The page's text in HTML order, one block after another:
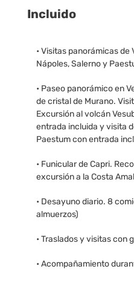
Incluido
• Visitas panorámicas de
Nápoles, Salerno y
• Paseo panorámico en
de cristal de Murano.
Excursión al volcán
entrada incluida y visita
Paestum con entrada
• Funicular de Capri.
excursión a la Costa
• Desayuno diario. 8
almuerzos)
• Traslados y visitas con
• Acompañamiento